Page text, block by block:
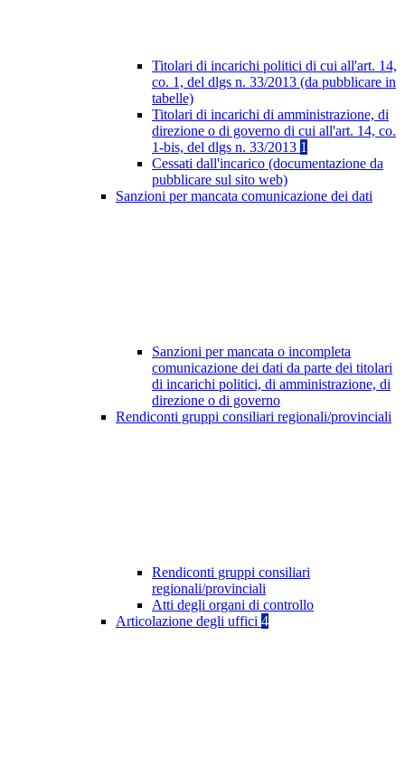
Titolari di incarichi politici di cui all'art. 14,
co. 1, del dlgs n. 33/2013 (da pubblicare in
tabelle)
Titolari di incarichi di amministrazione, di
direzione o di governo di cui all'art. 14, co.
1-bis, del dlgs n. 33/2013 1
Cessati dall'incarico (documentazione da
pubblicare sul sito web)
Sanzioni per mancata comunicazione dei dati
Sanzioni per mancata o incompleta
comunicazione dei dati da parte dei titolari
di incarichi politici, di amministrazione, di
direzione o di governo
Rendiconti gruppi consiliari regionali/provinciali
Rendiconti gruppi consiliari
regionali/provinciali
Atti degli organi di controllo
Articolazione degli uffici 4